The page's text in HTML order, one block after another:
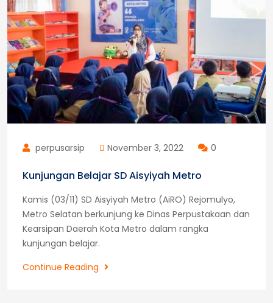
perpusarsip November 3, 2022 0
Kunjungan Belajar SD Aisyiyah Metro
Kamis (03/11) SD Aisyiyah Metro (AiRO) Rejomulyo,
Metro Selatan berkunjung ke Dinas Perpustakaan dan
Kearsipan Daerah Kota Metro dalam rangka
kunjungan belajar.
Continue Reading
Kunjungan